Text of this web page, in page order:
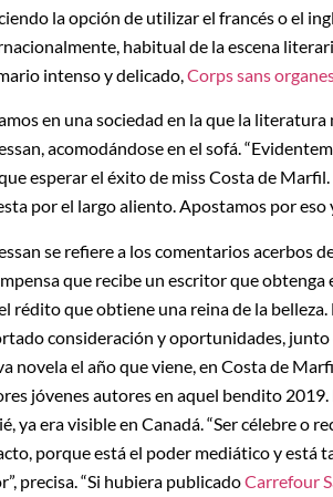
la opción de utilizar el francés o el
habitual de la escena
intenso y delicado,Corps sans
en una sociedad en la que la
acomodándose en el sofá.
esperar el éxito de miss Costa de
por el largo aliento. Apostamos por eso
se refiere a los comentarios acerbos
que recibe un escritor que
rédito que obtiene una reina de la
consideración y oportunidades, junto
novela el año que viene, en Costa de
jóvenes autores en aquel bendito
ya era visible en Canadá. “Ser célebre o
porque está el poder mediático y está
precisa. “Si hubiera publicadoCarrefour